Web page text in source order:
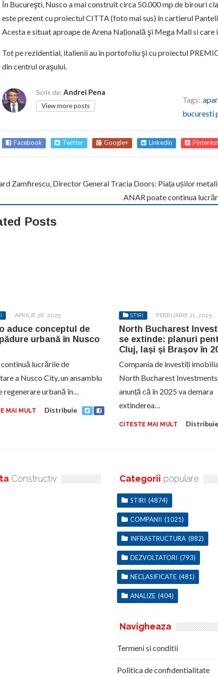
În Bucureşti, Nusco a mai construit circa 50.000 mp de birouri
este prezent cu proiectul CITTA (foto mai sus) în cartierul
Acesta e situat aproape de Arena Națională şi Mega Mall si care
Tot pe rezidential, italienii au in portofoliu şi cu proiectul
din centrul oraşului.
Scris de: Andrei Pena
View more posts
Tags:
bucuresti
Facebook Twitter Google+ Linkedin Pinterest
Zamfirescu, Director General Tracia Doors: Piața ușilor
ANAR poate continua
Posts
APRILIE 28, 2025
aduce conceptul de
urbană în Nusco
lucrările de
a Nusco City, un ansamblu
regenerare urbană în…
MAI MULT Distribuie
STIRI FEBRUARIE 21, 2025
North Bucharest
se extinde: planuri
Cluj, Iași și Brașov în
Compania de investiți
North Bucharest
anunță că în 2025 va demara
extinderea…
CITESTE MAI MULT Distribuie
Constructiv Categorii populare
STIRI (4874)
COMPANII (1021)
INFRASTRUCTURA (882)
DEZVOLTATORI (793)
NECLASIFICATE (481)
ANALIZE (404)
Navigheaza
Termeni si conditii
Politica de confidentialitate